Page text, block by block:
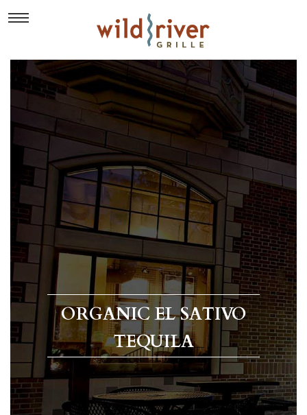
ORGANIC EL SATIVO
TEQUILA